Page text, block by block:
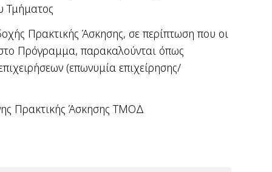
Τμήματος
Πρακτικής Άσκησης, σε περίπτωση που οι
στο Πρόγραμμα, παρακαλούνται όπως
(επωνυμία επιχείρησης/
Πρακτικής Άσκησης ΤΜΟΔ